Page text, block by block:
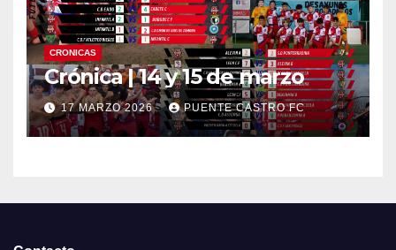
CRONICAS
Crónica | 14 y 15 de marzo
17 MARZO 2026 PUENTE CASTRO FC